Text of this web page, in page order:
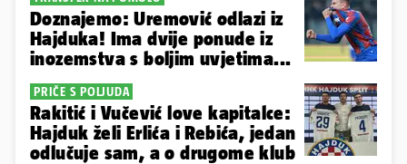
Doznajemo: Uremović odlazi iz
Hajduka! Ima dvije ponude iz
inozemstva s boljim uvjetima...
PRIČE S POLJUDA
Rakitić i Vučević love kapitalce:
Hajduk želi Erlića i Rebića, jedan
odlučuje sam, a o drugome klub